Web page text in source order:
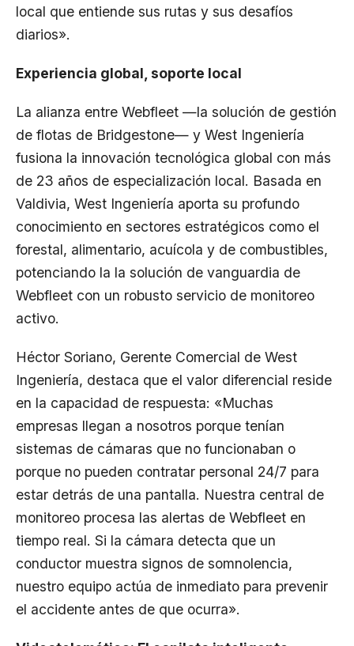
local que entiende sus rutas y sus desafíos
diarios».
Experiencia global, soporte local
La alianza entre Webfleet —la solución de gestión
de flotas de Bridgestone— y West Ingeniería
fusiona la innovación tecnológica global con más
de 23 años de especialización local. Basada en
Valdivia, West Ingeniería aporta su profundo
conocimiento en sectores estratégicos como el
forestal, alimentario, acuícola y de combustibles,
potenciando la la solución de vanguardia de
Webfleet con un robusto servicio de monitoreo
activo.
Héctor Soriano, Gerente Comercial de West
Ingeniería, destaca que el valor diferencial reside
en la capacidad de respuesta: «Muchas
empresas llegan a nosotros porque tenían
sistemas de cámaras que no funcionaban o
porque no pueden contratar personal 24/7 para
estar detrás de una pantalla. Nuestra central de
monitoreo procesa las alertas de Webfleet en
tiempo real. Si la cámara detecta que un
conductor muestra signos de somnolencia,
nuestro equipo actúa de inmediato para prevenir
el accidente antes de que ocurra».